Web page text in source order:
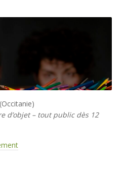
d’objet – tout public dès 12